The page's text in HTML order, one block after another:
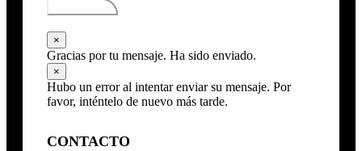
Subscribirse
×
Gracias por tu mensaje. Ha sido enviado.
×
Hubo un error al intentar enviar su mensaje. Por
favor, inténtelo de nuevo más tarde.
CONTACTO